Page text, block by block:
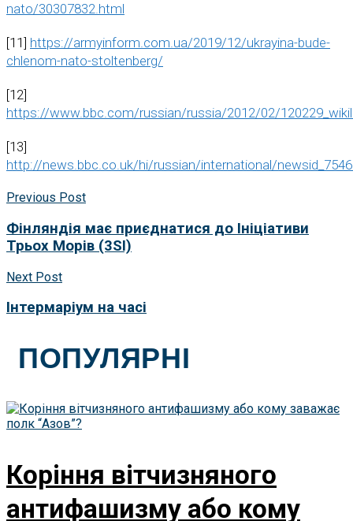
nato/30307832.html
[11] https://armyinform.com.ua/2019/12/ukrayina-bude-
chlenom-nato-stoltenberg/
[12]
https://www.bbc.com/russian/russia/2012/02/
[13]
http://news.bbc.co.uk/hi/russian/international/
Previous Post
Фінляндія має приєднатися до Ініціативи
Трьох Морів (3SI)
Next Post
Інтермаріум на часі
ПОПУЛЯРНІ
Коріння вітчизняного
антифашизму або кому